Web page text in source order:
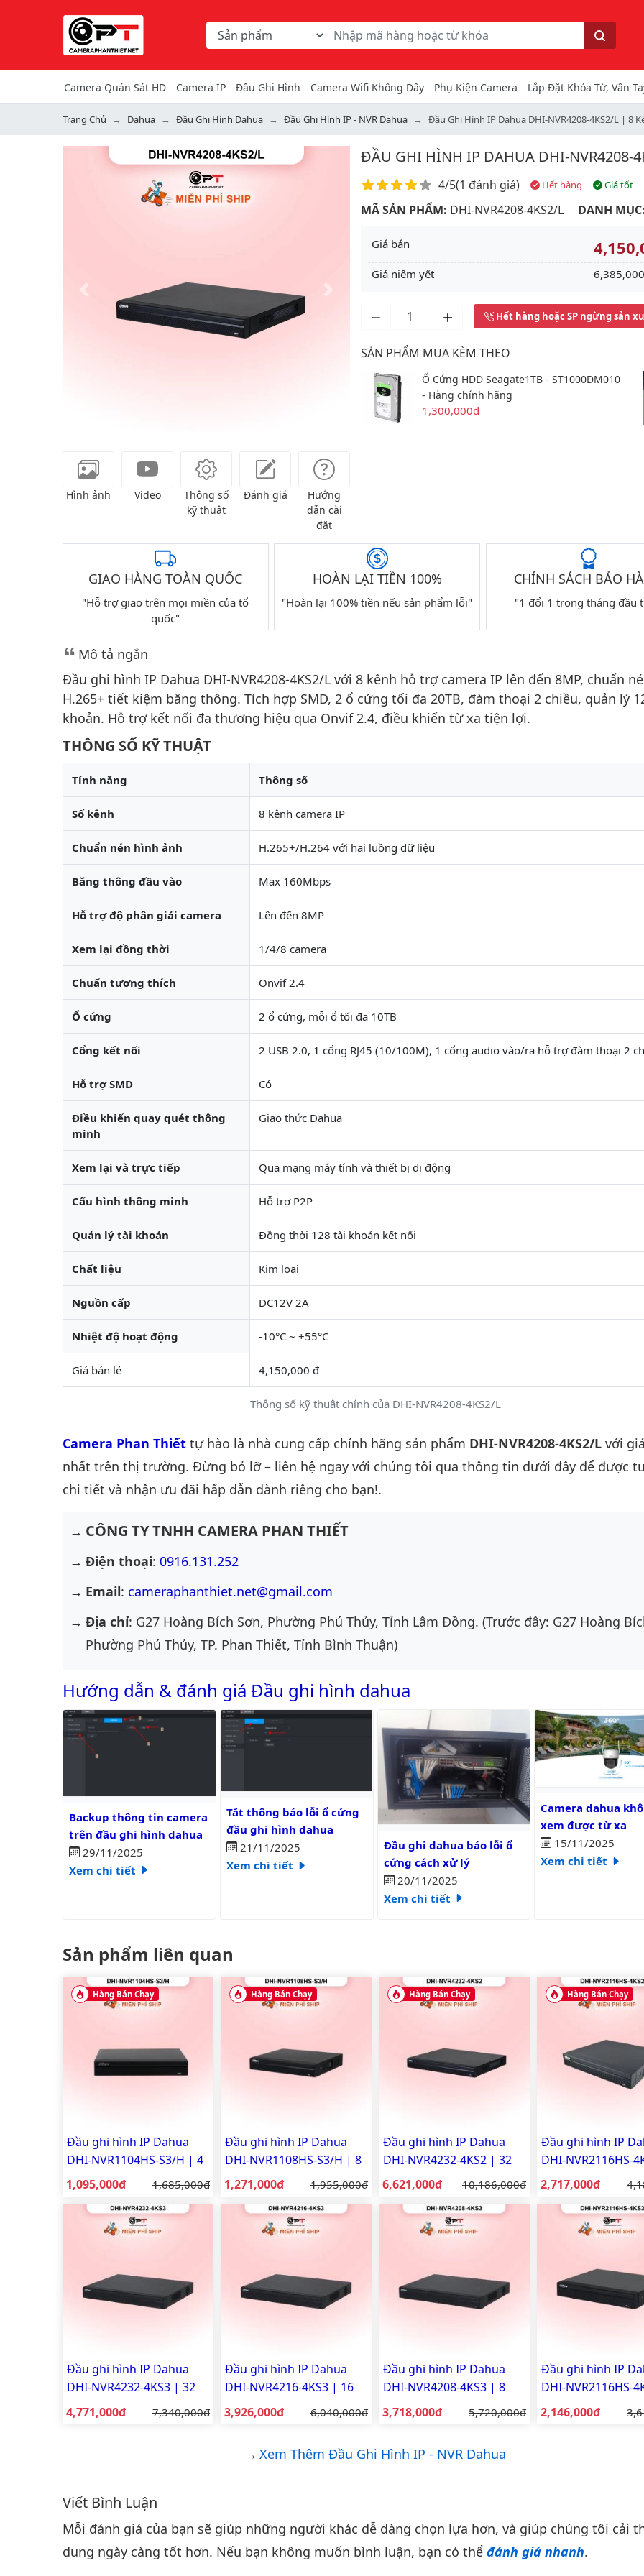
Chọn danh mục tìm kiếm
Từ khóa hoặc mã hàng
Tìm kiếm
Camera Quán Sát HD Camera IP Đầu Ghi Hình Camera Wifi Không Dây Phụ Kiện Camera Lắp Đặt Khóa Từ, Vân
Trang Chủ Dahua Đầu Ghi Hình Dahua Đầu Ghi Hình IP - NVR Dahua Đầu Ghi Hình IP Dahua DHI-NVR4208-4KS2/L | 8
Previous
Hình ảnh Video
Thông số
kỹ thuật
Đánh giá
Hướng
dẫn cài
đặt
ĐẦU GHI HÌNH IP DAHUA DHI-NVR4208-
Điểm đánh giá
4/5(1 đánh giá) Hết hàng Giá tốt
MÃ SẢN PHẨM: DHI-NVR4208-4KS2/L DANH
Giá bán
Giá niêm yết
Hết hàng hoặc SP ngừng sản
SẢN PHẨM MUA KÈM THEO
Ổ Cứng HDD Seagate1TB - ST1000DM010
- Hàng chính hãng
1,300,000đ
GIAO HÀNG TOÀN QUỐC
"Hỗ trợ giao trên mọi miền của tổ
quốc"
HOÀN LẠI TIỀN 100%
"Hoàn lại 100% tiền nếu sản phẩm lỗi"
CHÍNH SÁCH BẢO
"1 đổi 1 trong tháng đầu
Mô tả ngắn
Đầu ghi hình IP Dahua DHI-NVR4208-4KS2/L với 8 kênh hỗ trợ camera IP lên đến 8MP, chuẩn
H.265+ tiết kiệm băng thông. Tích hợp SMD, 2 ổ cứng tối đa 20TB, đàm thoại 2 chiều, quản lý
khoản. Hỗ trợ kết nối đa thương hiệu qua Onvif 2.4, điều khiển từ xa tiện lợi.
THÔNG SỐ KỸ THUẬT
Thông số kỹ thuật chính của DHI-NVR4208-4KS2/L
Tính năng Thông số
Số kênh 8 kênh camera IP
Chuẩn nén hình ảnh H.265+/H.264 với hai luồng dữ liệu
Băng thông đầu vào Max 160Mbps
Hỗ trợ độ phân giải camera Lên đến 8MP
Xem lại đồng thời 1/4/8 camera
Chuẩn tương thích Onvif 2.4
Ổ cứng 2 ổ cứng, mỗi ổ tối đa 10TB
Cổng kết nối 2 USB 2.0, 1 cổng RJ45 (10/100M), 1 cổng audio vào/ra hỗ trợ đàm thoại 2
Hỗ trợ SMD Có
Điều khiển quay quét thông
minh
Giao thức Dahua
Xem lại và trực tiếp Qua mạng máy tính và thiết bị di động
Cấu hình thông minh Hỗ trợ P2P
Quản lý tài khoản Đồng thời 128 tài khoản kết nối
Chất liệu Kim loại
Nguồn cấp DC12V 2A
Nhiệt độ hoạt động -10°C ~ +55°C
Giá bán lẻ 4,150,000 đ
Camera Phan Thiết tự hào là nhà cung cấp chính hãng sản phẩm DHI-NVR4208-4KS2/L với
nhất trên thị trường. Đừng bỏ lỡ – liên hệ ngay với chúng tôi qua thông tin dưới đây để được
chi tiết và nhận ưu đãi hấp dẫn dành riêng cho bạn!.
CÔNG TY TNHH CAMERA PHAN THIẾT
Điện thoại: 0916.131.252
Email: cameraphanthiet.net@gmail.com
Địa chỉ: G27 Hoàng Bích Sơn, Phường Phú Thủy, Tỉnh Lâm Đồng. (Trước đây: G27 Hoàng
Phường Phú Thủy, TP. Phan Thiết, Tỉnh Bình Thuận)
Hướng dẫn & đánh giá Đầu ghi hình dahua
Backup thông tin camera trên đầu ghi hình dahua
Backup thông tin camera
trên đầu ghi hình dahua
29/11/2025
Xem chi tiết
Tắt thông báo lỗi ổ cứng đầu ghi hình dahua
Tắt thông báo lỗi ổ cứng
đầu ghi hình dahua
21/11/2025
Xem chi tiết
Đầu ghi dahua báo lỗi ổ cứng cách xử lý
Đầu ghi dahua báo lỗi ổ
cứng cách xử lý
20/11/2025
Xem chi tiết
Camera dahua
Camera dahua
xem được từ xa
15/11/2025
Xem chi tiết
Sản phẩm liên quan
Hàng Bán Chạy
Đầu ghi hình IP Dahua
DHI-NVR1104HS-S3/H | 4
kênh | Chính hãng
Giá bán:
1,095,000đ Giá gốc:
1,685,000đ
Hàng Bán Chạy
Đầu ghi hình IP Dahua
DHI-NVR1108HS-S3/H | 8
kênh | Chính hãng
Giá bán:
1,271,000đ Giá gốc:
1,955,000đ
Hàng Bán Chạy
Đầu ghi hình IP Dahua
DHI-NVR4232-4KS2 | 32
kênh, 4K | Chính hãng
Giá bán:
6,621,000đ Giá gốc:
10,186,000đ
Hàng Bán Chạy
Đầu ghi hình IP
DHI-NVR2116HS-
16 kênh, 4K |
Giá bán:
2,717,000đ
Đầu ghi hình IP Dahua
DHI-NVR4232-4KS3 | 32
kênh, 4K | Chính hãng
Giá bán:
4,771,000đ Giá gốc:
7,340,000đ
Đầu ghi hình IP Dahua
DHI-NVR4216-4KS3 | 16
kênh, 4K | Chính hãng
Giá bán:
3,926,000đ Giá gốc:
6,040,000đ
Đầu ghi hình IP Dahua
DHI-NVR4208-4KS3 | 8
kênh, 4K | Chính hãng
Giá bán:
3,718,000đ Giá gốc:
5,720,000đ
Đầu ghi hình IP
DHI-NVR2116HS-
16 kênh, 4K |
Giá bán:
2,146,000đ
Xem Thêm Đầu Ghi Hình IP - NVR Dahua
Bình luận & Đánh giá
Viết Bình Luận
Mỗi đánh giá của bạn sẽ giúp những người khác dễ dàng chọn lựa hơn, và giúp chúng tôi cải
dung ngày càng tốt hơn. Nếu bạn không muốn bình luận, bạn có thể đánh giá nhanh.